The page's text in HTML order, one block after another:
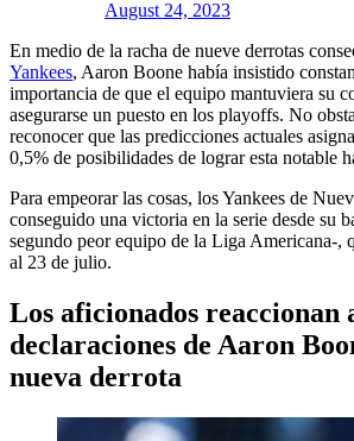
August 24, 2023
En medio de la racha de nueve derrotas
Yankees, Aaron Boone había insistido
importancia de que el equipo mantuviera su
asegurarse un puesto en los playoffs. No
reconocer que las predicciones actuales
0,5% de posibilidades de lograr esta notable
Para empeorar las cosas, los Yankees de
conseguido una victoria en la serie desde su
segundo peor equipo de la Liga Americana-,
al 23 de julio.
Los aficionados reaccionan
declaraciones de Aaron
nueva derrota